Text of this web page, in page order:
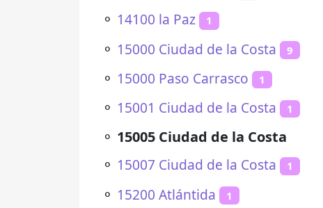
⚬ 14100 la Paz 1
⚬ 15000 Ciudad de la Costa 9
⚬ 15000 Paso Carrasco 1
⚬ 15001 Ciudad de la Costa 1
⚬ 15005 Ciudad de la Costa
⚬ 15007 Ciudad de la Costa 1
⚬ 15200 Atlántida 1